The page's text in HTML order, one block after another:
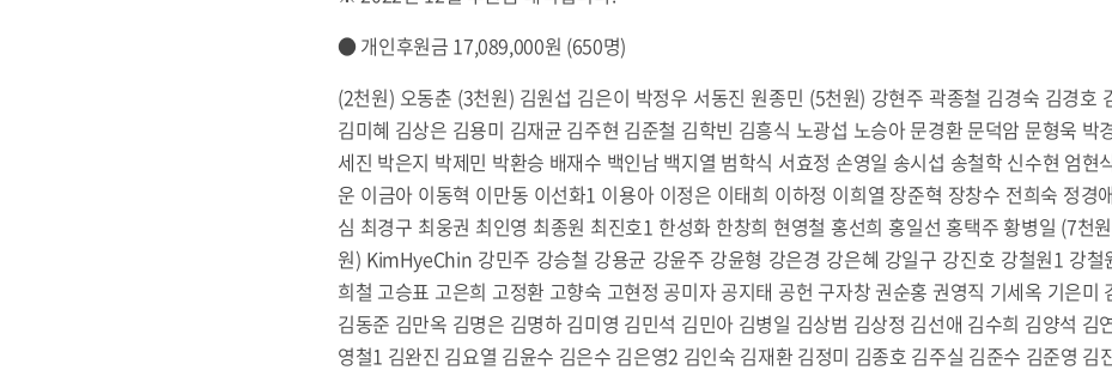
● 개인후원금 17,089,000원 (650명)
(2천원) 오동춘 (3천원) 김원섭 김은이 박정우 서동진 원종민 (5천원) 강현주 곽종철 김경숙 김경호
김미혜 김상은 김용미 김재균 김주현 김준철 김학빈 김흥식 노광섭 노승아 문경환 문덕암 문형욱 박
세진 박은지 박제민 박환승 배재수 백인남 백지열 범학식 서효정 손영일 송시섭 송철학 신수현 엄현
운 이금아 이동혁 이만동 이선화1 이용아 이정은 이태희 이하정 이희열 장준혁 장창수 전희숙 정경
심 최경구 최웅권 최인영 최종원 최진호1 한성화 한창희 현영철 홍선희 홍일선 홍택주 황병일 (7천
원) KimHyeChin 강민주 강승철 강용균 강윤주 강윤형 강은경 강은혜 강일구 강진호 강철원1 강철
희철 고승표 고은희 고정환 고향숙 고현정 공미자 공지태 공헌 구자창 권순홍 권영직 기세옥 기은미
김동준 김만옥 김명은 김명하 김미영 김민석 김민아 김병일 김상범 김상정 김선애 김수희 김양석 김
영철1 김완진 김요열 김윤수 김은수 김은영2 김인숙 김재환 김정미 김종호 김주실 김준수 김준영 김